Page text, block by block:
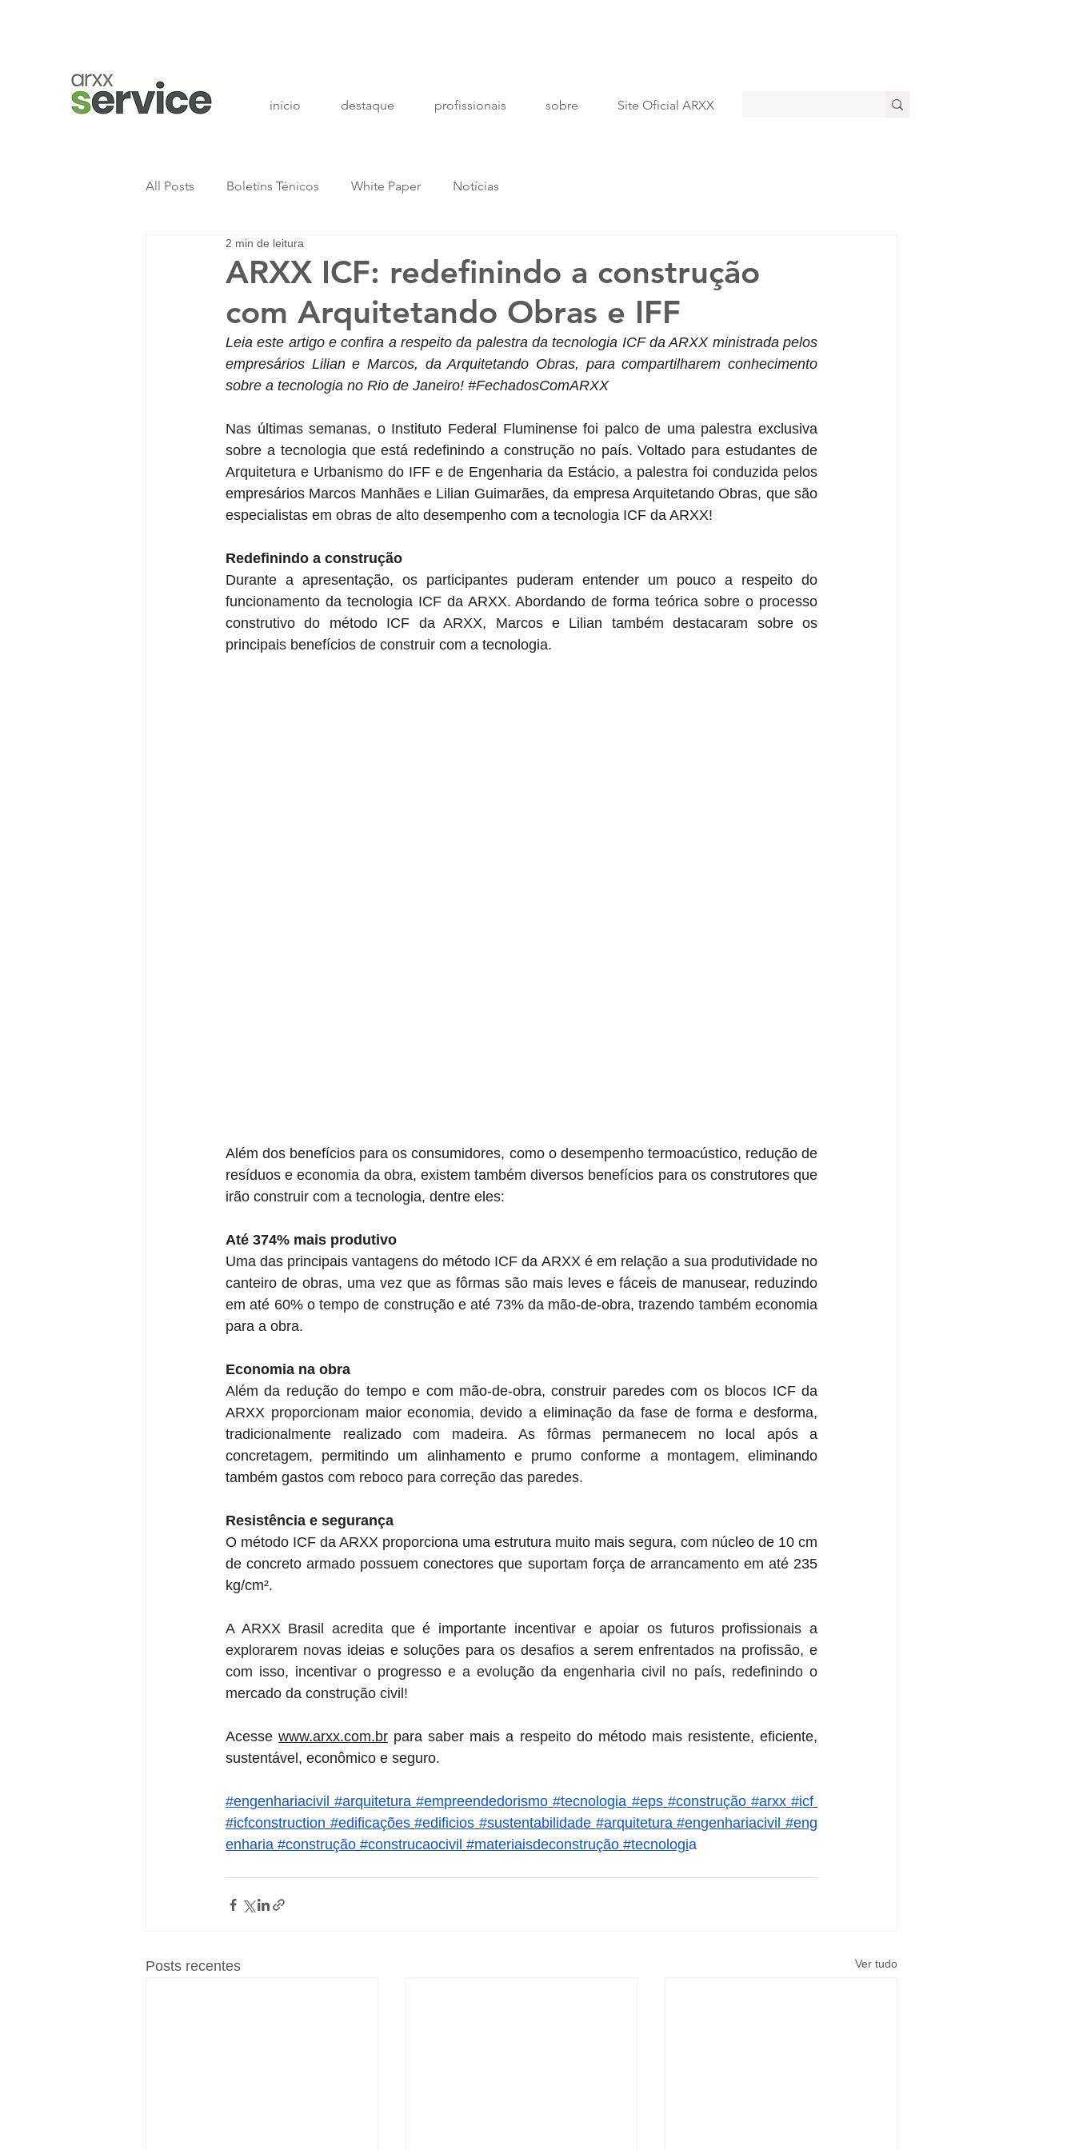
início destaque profissionais sobre Site Oficial ARXX
All Posts Boletins Ténicos White Paper Notícias
ARXX ICF: redefinindo a construção
com Arquitetando Obras e IFF
2 min de leitura
Leia este artigo e confira a respeito da palestra da tecnologia ICF da ARXX ministrada pelos
empresários Lilian e Marcos, da Arquitetando Obras, para compartilharem conhecimento
sobre a tecnologia no Rio de Janeiro! #FechadosComARXX
Nas últimas semanas, o Instituto Federal Fluminense foi palco de uma palestra exclusiva
sobre a tecnologia que está redefinindo a construção no país. Voltado para estudantes de
Arquitetura e Urbanismo do IFF e de Engenharia da Estácio, a palestra foi conduzida pelos
empresários Marcos Manhães e Lilian Guimarães, da empresa Arquitetando Obras, que são
especialistas em obras de alto desempenho com a tecnologia ICF da ARXX!
Redefinindo a construção
Durante a apresentação, os participantes puderam entender um pouco a respeito do
funcionamento da tecnologia ICF da ARXX. Abordando de forma teórica sobre o processo
construtivo do método ICF da ARXX, Marcos e Lilian também destacaram sobre os
principais benefícios de construir com a tecnologia.
Além dos benefícios para os consumidores, como o desempenho termoacústico, redução de
resíduos e economia da obra, existem também diversos benefícios para os construtores que
irão construir com a tecnologia, dentre eles:
Até 374% mais produtivo
Uma das principais vantagens do método ICF da ARXX é em relação a sua produtividade no
canteiro de obras, uma vez que as fôrmas são mais leves e fáceis de manusear, reduzindo
em até 60% o tempo de construção e até 73% da mão-de-obra, trazendo também economia
para a obra.
Economia na obra
Além da redução do tempo e com mão-de-obra, construir paredes com os blocos ICF da
ARXX proporcionam maior economia, devido a eliminação da fase de forma e desforma,
tradicionalmente realizado com madeira. As fôrmas permanecem no local após a
concretagem, permitindo um alinhamento e prumo conforme a montagem, eliminando
também gastos com reboco para correção das paredes.
Resistência e segurança
O método ICF da ARXX proporciona uma estrutura muito mais segura, com núcleo de 10 cm
de concreto armado possuem conectores que suportam força de arrancamento em até 235
kg/cm².
A ARXX Brasil acredita que é importante incentivar e apoiar os futuros profissionais a
explorarem novas ideias e soluções para os desafios a serem enfrentados na profissão, e
com isso, incentivar o progresso e a evolução da engenharia civil no país, redefinindo o
mercado da construção civil!
Acesse www.arxx.com.br para saber mais a respeito do método mais resistente, eficiente,
sustentável, econômico e seguro.
#engenhariacivil #arquitetura #empreendedorismo #tecnologia #eps #construção #arxx #icf
#icfconstruction #edificações #edificios #sustentabilidade #arquitetura #engenhariacivil #eng
enharia #construção #construcaocivil #materiaisdeconstrução #tecnologia
Posts recentes Ver tudo